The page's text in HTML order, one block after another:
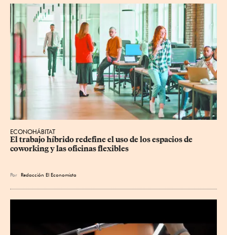
ECONOHÁBITAT
El trabajo híbrido redefine el uso de los espacios de
coworking y las oficinas flexibles
Por Redacción El Economista